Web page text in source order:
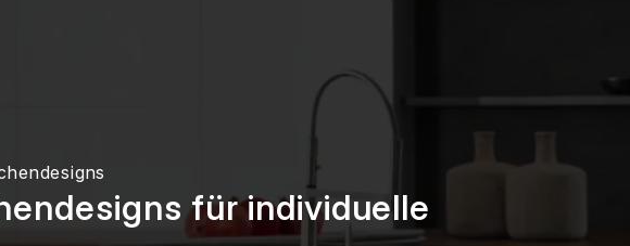
für individuelle